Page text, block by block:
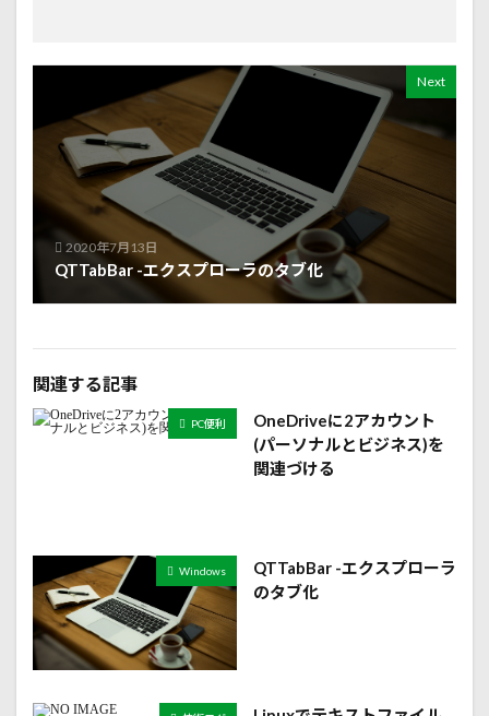
Next
2020年7月13日
QTTabBar -エクスプローラのタブ化
関連する記事
PC便利
OneDriveに2アカウント
(パーソナルとビジネス)を
関連づける
Windows
QTTabBar -エクスプローラ
のタブ化